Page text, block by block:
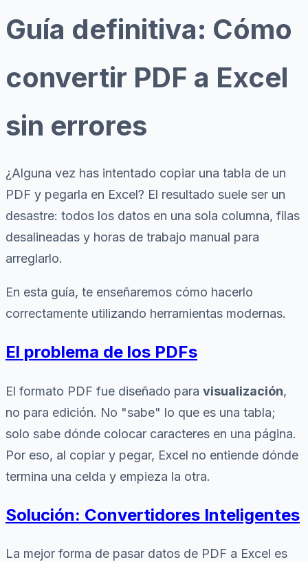
Guía definitiva: Cómo
convertir PDF a Excel
sin errores
¿Alguna vez has intentado copiar una tabla de un
PDF y pegarla en Excel? El resultado suele ser un
desastre: todos los datos en una sola columna, filas
desalineadas y horas de trabajo manual para
arreglarlo.
En esta guía, te enseñaremos cómo hacerlo
correctamente utilizando herramientas modernas.
El problema de los PDFs
El formato PDF fue diseñado para visualización,
no para edición. No "sabe" lo que es una tabla;
solo sabe dónde colocar caracteres en una página.
Por eso, al copiar y pegar, Excel no entiende dónde
termina una celda y empieza la otra.
Solución: Convertidores Inteligentes
La mejor forma de pasar datos de PDF a Excel es